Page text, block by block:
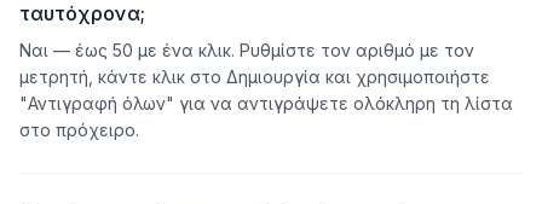
ταυτόχρονα;
Ναι — έως 50 με ένα κλικ. Ρυθμίστε τον αριθμό με τον
μετρητή, κάντε κλικ στο Δημιουργία και χρησιμοποιήστε
"Αντιγραφή όλων" για να αντιγράψετε ολόκληρη τη λίστα
στο πρόχειρο.